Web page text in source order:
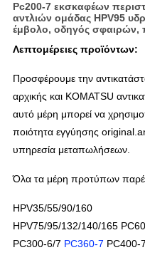
Pc200-7 εκσκαφέων
αντλιών ομάδας HPV95
έμβολο, οδηγός σφαιρών,
Λεπτομέρειες προϊόντων:
Προσφέρουμε την
αρχικής και KOMATSU
αυτό μέρη μπορεί να
ποιότηταεγγύησης
υπηρεσία μεταπωλήσεων.
Όλα τα μέρη προτύπων
HPV35/55/90/160
HPV75/95/132/140/165
PC300-6/7 PC360-7 PC400-7